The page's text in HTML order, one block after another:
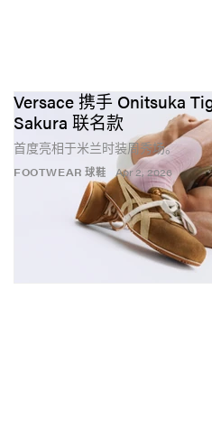
FOOTWEAR 球鞋
Versace 携手 Onitsuka
Sakura 联名款
首度亮相于米兰时装周秀场。
Apr 2, 2026